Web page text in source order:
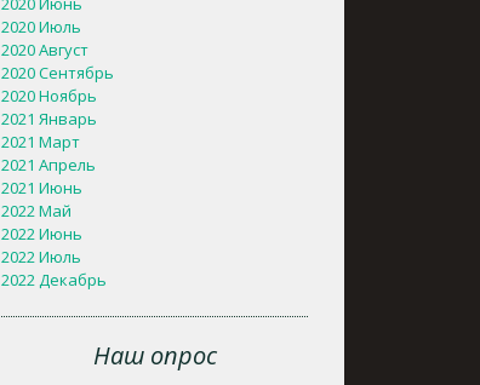
2020 Июль
2020 Август
2020 Сентябрь
2020 Ноябрь
2021 Январь
2021 Март
2021 Апрель
2021 Июнь
2022 Май
2022 Июнь
2022 Июль
2022 Декабрь
Наш опрос